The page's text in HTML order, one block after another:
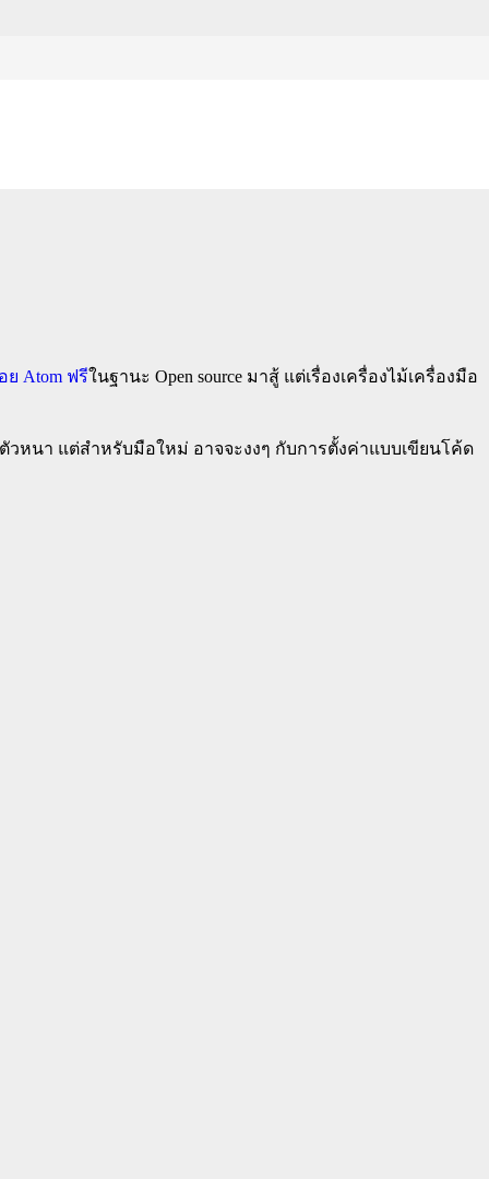
ย Atom ฟรีในฐานะ Open source มาสู้ แต่เรื่องเครื่องไม้เครื่องมือ
วหนา แต่สำหรับมือใหม่ อาจจะงงๆ กับการตั้งค่าแบบเขียนโค้ด